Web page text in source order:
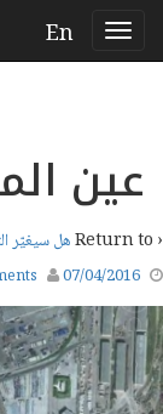
En
عين
‹ Return to هل سيغيّر
07/04/2016